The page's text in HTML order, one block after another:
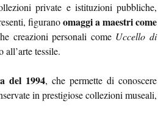
private e istituzioni pubbliche,
figuranoomaggi a maestri come
creazioni personali come Uccello di
tessile.
del 1994, che permette di conoscere
in prestigiose collezioni museali,